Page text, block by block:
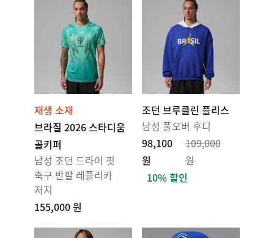
재생 소재
브라질 2026 스타디움
골키퍼
남성 조던 드라이 핏
축구 반팔 레플리카
저지
155,000 원
조던 브루클린 플리스
남성 풀오버 후디
98,100
원
109,000
원
10% 할인